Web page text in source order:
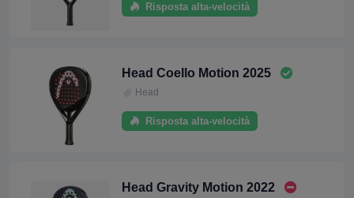
Risposta alta-velocità
Head Coello Motion 2025
Head
Risposta alta-velocità
Head Gravity Motion 2022